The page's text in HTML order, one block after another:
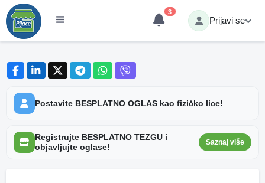
3
Prijavi se
Postavite BESPLATNO OGLAS kao fizičko lice!
Registrujte BESPLATNO TEZGU i
objavljujte oglase!
Saznaj više